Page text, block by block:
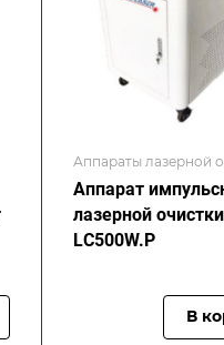
Аппараты лазерной
Аппарат
лазерной
LC500W.P
В